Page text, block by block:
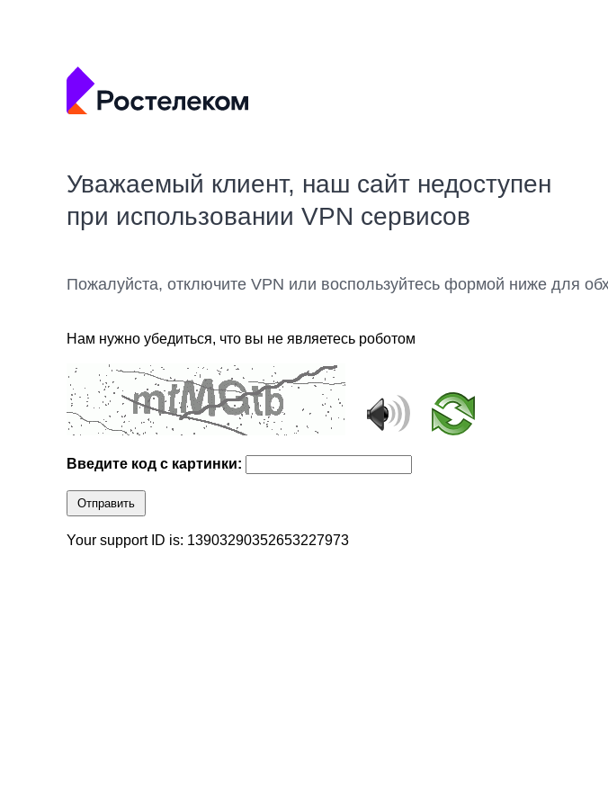
Уважаемый клиент, наш сайт недоступен
при использовании VPN сервисов
Пожалуйста, отключите VPN или воспользуйтесь формой ниже для
Нам нужно убедиться, что вы не являетесь роботом
Введите код с картинки:
Отправить
Your support ID is: 13903290352653227973